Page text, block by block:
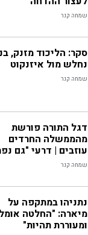
שמחה קנר
סקר: הליכוד מזנק,
נחלש מול איזנקוט
שמחה קנר
דגל התורה פורשת
מהממשלה החרדים
עוזבים | דרעי "גם
שמחה קנר
נתניהו במתקפה על
מיארה: "החלטה
ומעוררת תהיות"